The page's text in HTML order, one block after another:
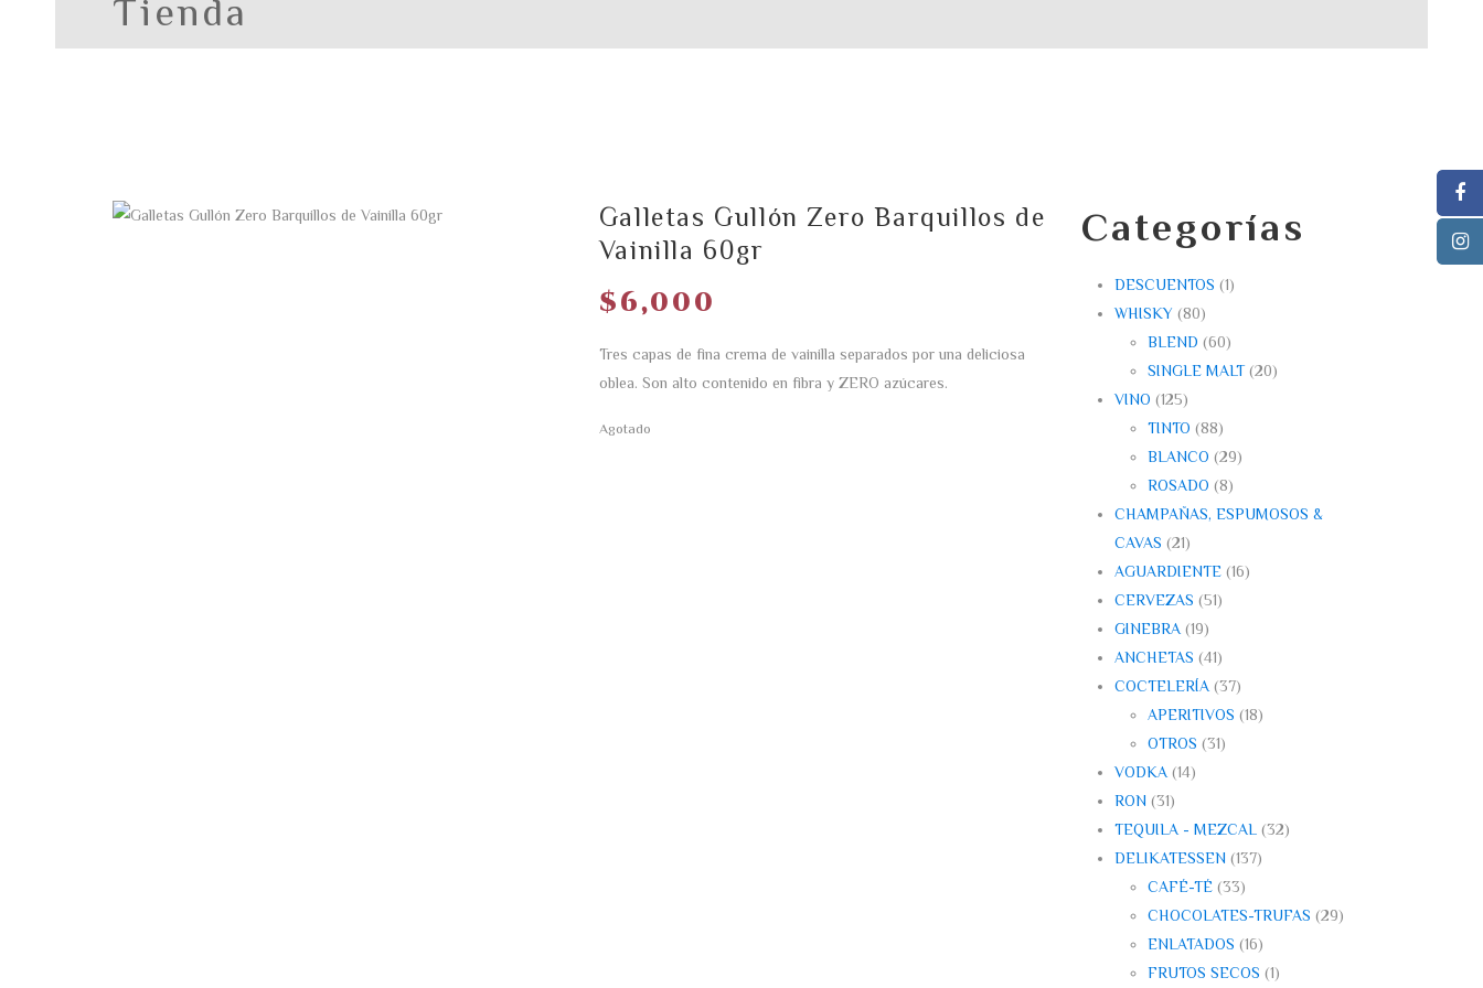
Tienda
Galletas Gullón Zero Barquillos de
Vainilla 60gr
$6,000
Tres capas de fina crema de vainilla separados por una deliciosa
oblea. Son alto contenido en fibra y ZERO azúcares.
Agotado
Categorías
DESCUENTOS (1)
WHISKY (80)
BLEND (60)
SINGLE MALT (20)
VINO (125)
TINTO (88)
BLANCO (29)
ROSADO (8)
CHAMPAÑAS, ESPUMOSOS &
CAVAS (21)
AGUARDIENTE (16)
CERVEZAS (51)
GINEBRA (19)
ANCHETAS (41)
COCTELERÍA (37)
APERITIVOS (18)
OTROS (31)
VODKA (14)
RON (31)
TEQUILA - MEZCAL (32)
DELIKATESSEN (137)
CAFÉ-TÉ (33)
CHOCOLATES-TRUFAS (29)
ENLATADOS (16)
FRUTOS SECOS (1)